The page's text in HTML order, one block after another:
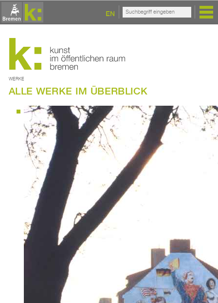
EN
WERKE
ALLE WERKE IM ÜBERBLICK